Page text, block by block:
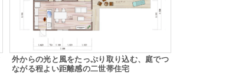
外からの光と風をたっぷり取り込む、庭でつ
ながる程よい距離感の二世帯住宅